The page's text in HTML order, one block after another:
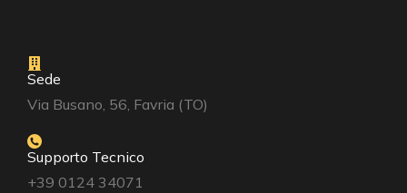
Sede
Via Busano, 56, Favria (TO)
Supporto Tecnico
+39 0124 34071